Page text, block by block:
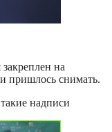
на
пришлось снимать.
надписи